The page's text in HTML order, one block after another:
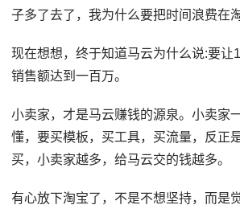
子多了去了，我为什么要把时间浪费在
现在想想，终于知道马云为什么说:要让
销售额达到一百万。
小卖家，才是马云赚钱的源泉。小卖家
懂，要买模板，买工具，买流量，反正
买，小卖家越多，给马云交的钱越多。
有心放下淘宝了，不是不想坚持，而是